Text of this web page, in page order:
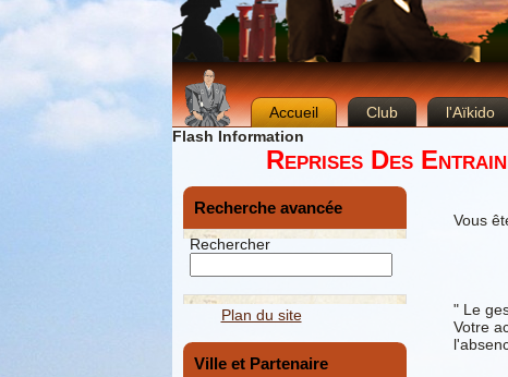
Accueil Club l'Aïkido
Flash Information
Reprises Des
Recherche avancée
Rechercher
Plan du site
Ville et Partenaire
Vous
" Le
Votre